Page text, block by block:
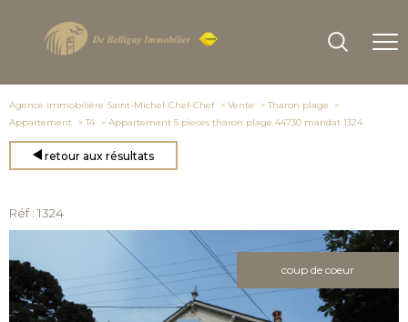
Agence immobilière Saint-Michel-Chef-Chef Vente
Tharon plage
Appartement
T4 Appartement 5 pieces tharon plage 44730 mandat 1324
retour aux résultats
Réf : 1324
coup de coeur